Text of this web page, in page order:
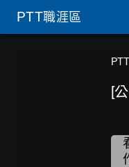
PTT職涯區
[